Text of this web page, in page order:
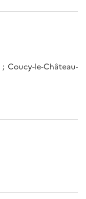
Coucy-le-Château-